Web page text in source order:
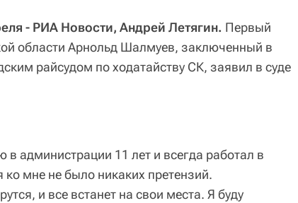
- РИА Новости, Андрей Летягин. Первый
области Арнольд Шалмуев, заключенный в
райсудом по ходатайству СК, заявил в суде
администрации 11 лет и всегда работал в
мне не было никаких претензий.
и все встанет на свои места. Я буду